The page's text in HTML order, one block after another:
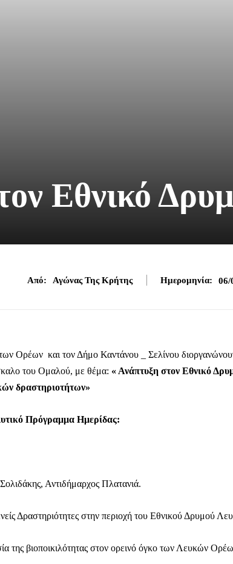
Εθνικό
Από: Αγώνας Της Κρήτης Ημερομηνία: 06/
Ορέων και τον Δήμο Καντάνου _ Σελίνου
του Ομαλού, με θέμα: « Ανάπτυξη στον Εθνικό
δραστηριοτήτων»
Πρόγραμμα Ημερίδας:
Αντιδήμαρχος Πλατανιά.
Δραστηριότητες στην περιοχή του Εθνικού Δρυμού
της βιοποικιλότητας στον ορεινό όγκο των Λευκών